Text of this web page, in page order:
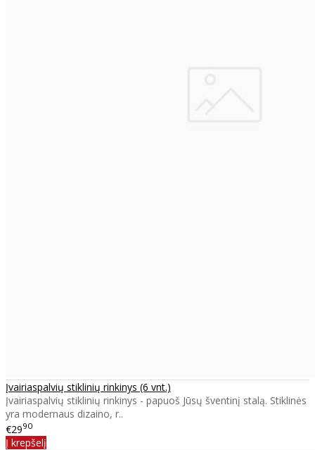
Įvairiaspalvių stiklinių rinkinys (6 vnt.)
Įvairiaspalvių stiklinių rinkinys - papuoš Jūsų šventinį stalą. Stiklinės
yra modernaus dizaino, r..
€2990
Į krepšelį